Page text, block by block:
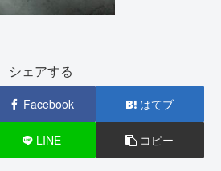
シェアする
Facebook はてブ
LINE コピー